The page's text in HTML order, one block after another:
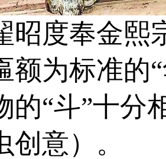
昭度奉金熙
额为标准的
的“斗”十分
创意）。